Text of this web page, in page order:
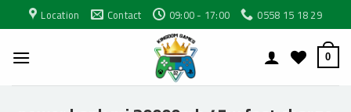
Passer
au
contenu
Location Contact 09:00 - 17:00 0558 15 18 29
0